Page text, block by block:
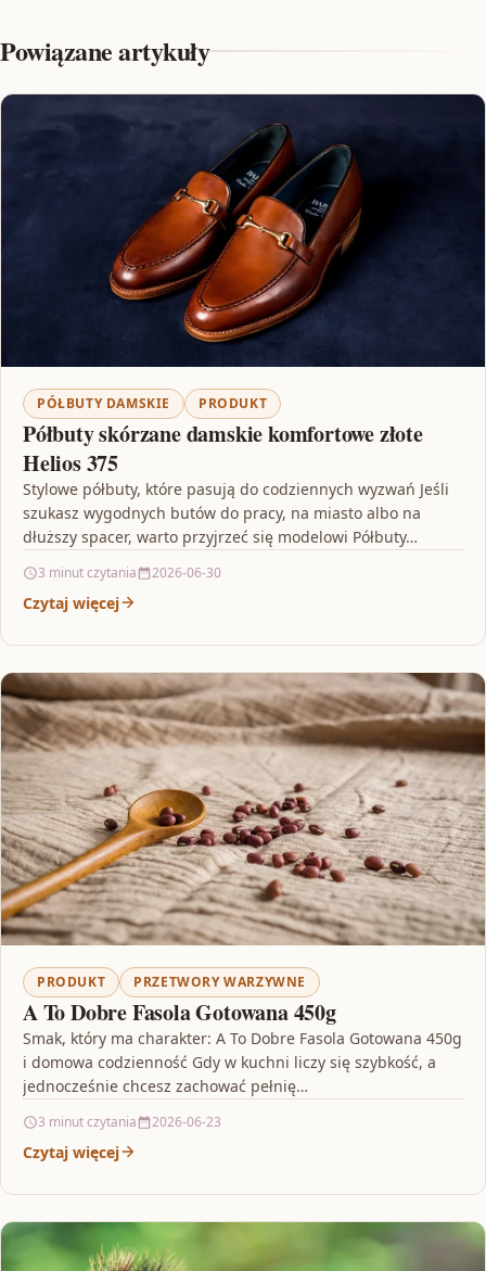
Powiązane artykuły
PÓŁBUTY DAMSKIE PRODUKT
Półbuty skórzane damskie komfortowe złote
Helios 375
Stylowe półbuty, które pasują do codziennych wyzwań Jeśli
szukasz wygodnych butów do pracy, na miasto albo na
dłuższy spacer, warto przyjrzeć się modelowi Półbuty…
3 minut czytania 2026-06-30
Czytaj więcej
PRODUKT PRZETWORY WARZYWNE
A To Dobre Fasola Gotowana 450g
Smak, który ma charakter: A To Dobre Fasola Gotowana 450g
i domowa codzienność Gdy w kuchni liczy się szybkość, a
jednocześnie chcesz zachować pełnię…
3 minut czytania 2026-06-23
Czytaj więcej